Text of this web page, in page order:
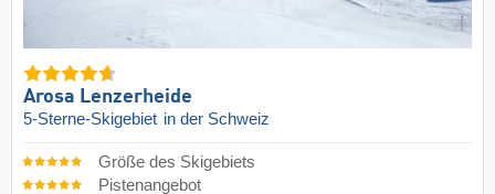
Arosa Lenzerheide
5-Sterne-Skigebiet in der Schweiz
Größe des Skigebiets
Pistenangebot